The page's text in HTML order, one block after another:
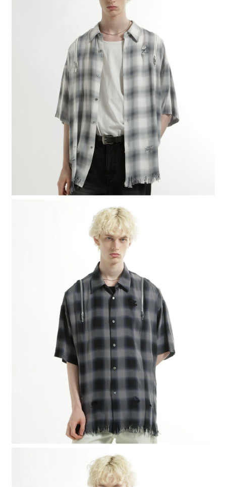
1.本服務係由「台灣大哥大股份有限公司」（以下簡稱本公司）所提供，讓
用戶於交易時，得透過本服務購買商品或服務，並由商店將買賣／分期付款
買賣價金債權讓與本公司後，依約使用本公司帳單繳交帳款。
2.基於同意付款使用「大哥付你分期」之契約關係目的，商店將以您的個人
資料（包含姓名、電話或地址）提供予台灣大哥大進項蒐集、處理及利用，
由本公司與您本人進行分期帳單所需資料之確認、核對及更正。
3.完整用戶服務條款，請詳閱以下連結：
https://oppay.tw/userRule
３．收到繳費通知簡訊後14天內，點擊此簡訊中的連結，可透過四大超商／
ATM／網路銀行／等多元方式進行付款，方視為交易完成。
※ 請注意：結帳手續完成當下不需立刻繳費，但若您需要取消訂單，請聯絡
購買商品的店家。未經商家同意取消之訂單仍視為有效，需透過AFTEE先享
※ 交易是否成功請以「AFTEE先享後付 」之結帳頁面顯示為準，若有關於
是否繳費成功／繳費後需取消欲退款等相關疑問，請聯繫「AFTEE先享後付
https://netprotections.freshdesk.com/support/home
１．透過由恩沛科技股份有限公司提供之「AFTEE先享後付」服務完成之交
易，需依本服務之必要範圍內提供個人資料，並將交易相關給付款項請求債
權轉讓予恩沛科技股份有限公司。
２．關於個人資料處理事宜，請瀏覽以下網址：
https://aftee.tw/terms/#terms3
３．未成年的使用者請事先徵得法定代理人或監護人之同意方可使用
「AFTEE先享後付」，若未經同意申辦者引起之損失，本公司不負相關責
４．使用「AFTEE先享後付」時，將依據個別帳號之用戶狀況，依本公司即
時審查核予不同之上限額度；若仍有額度不足之情形，本公司將視審查結果
請求用戶進行身份認證。
５．嚴禁一人註冊多個帳號或使用他人資訊註冊。若發現惡意使用之情形，
恩沛科技股份有限公司將有權停止該用戶之使用額度並採取法律行動。
每筆NT$80，滿NT$1,500(含以上)免運費
每筆NT$80，滿NT$1,500(含以上)免運費
每筆NT$80，滿NT$1,500(含以上)免運費